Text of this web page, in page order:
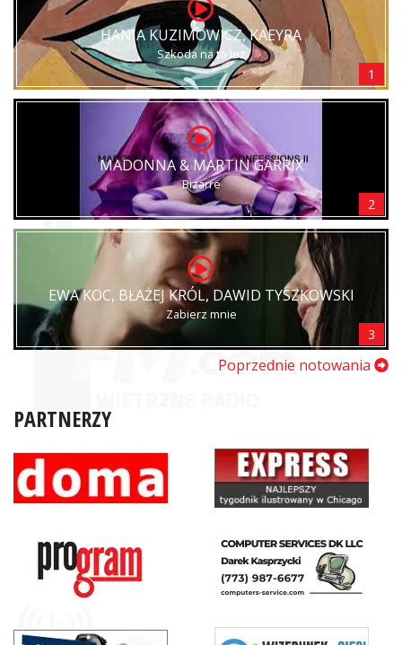
HANIA KUZIMOWICZ, KAEYRA
Szkoda na to łez
1
MADONNA & MARTIN GARRIX
Bizarre
2
EWA KOC, BŁAŻEJ KRÓL, DAWID TYSZKOWSKI
Zabierz mnie
3
Poprzednie notowania
PARTNERZY